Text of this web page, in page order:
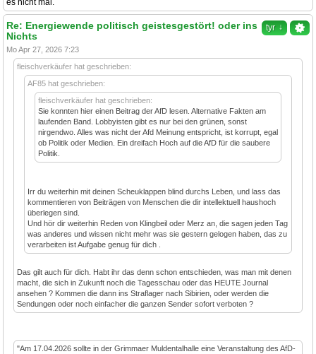
es nicht mal.
tyr ↓
Re: Energiewende politisch geistesgestört! oder ins
Nichts
Mo Apr 27, 2026 7:23
fleischverkäufer hat geschrieben:
AF85 hat geschrieben:
fleischverkäufer hat geschrieben:
Sie konnten hier einen Beitrag der AfD lesen. Alternative Fakten am
laufenden Band. Lobbyisten gibt es nur bei den grünen, sonst
nirgendwo. Alles was nicht der Afd Meinung entspricht, ist korrupt, egal
ob Politik oder Medien. Ein dreifach Hoch auf die AfD für die saubere
Politik.
Irr du weiterhin mit deinen Scheuklappen blind durchs Leben, und lass das
kommentieren von Beiträgen von Menschen die dir intellektuell haushoch
überlegen sind.
Und hör dir weiterhin Reden von Klingbeil oder Merz an, die sagen jeden Tag
was anderes und wissen nicht mehr was sie gestern gelogen haben, das zu
verarbeiten ist Aufgabe genug für dich .
Das gilt auch für dich. Habt ihr das denn schon entschieden, was man mit denen
macht, die sich in Zukunft noch die Tagesschau oder das HEUTE Journal
ansehen ? Kommen die dann ins Straflager nach Sibirien, oder werden die
Sendungen oder noch einfacher die ganzen Sender sofort verboten ?
"Am 17.04.2026 sollte in der Grimmaer Muldentalhalle eine Veranstaltung des AfD-